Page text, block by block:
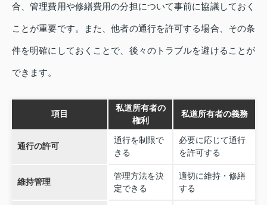
合、管理費用や修繕費用の分担について事前に協議しておく
ことが重要です。また、他者の通行を許可する場合、その条
件を明確にしておくことで、後々のトラブルを避けることが
できます。
項目
私道所有者の
権利
私道所有者の義務
通行の許可
通行を制限で
きる
必要に応じて通行
を許可する
維持管理
管理方法を決
定できる
適切に維持・修繕
する